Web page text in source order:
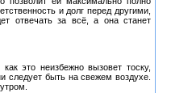
и долг перед другими,
отвечать за всё, а она станет
это неизбежно вызовет тоску,
быть на свежем воздухе.